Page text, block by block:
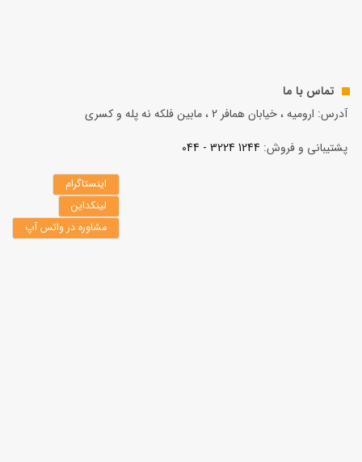
تماس با ما
آدرس: ارومیه ، خیابان همافر 2 ، مابين فلكه نه پله و کسری
پشتیبانی و فروش: 1244 3224 - 044
اینستاگرام
لینکداین
مشاوره در واتس آپ